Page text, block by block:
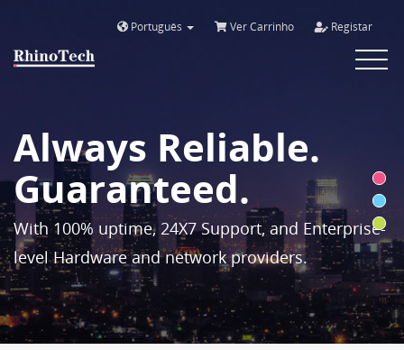
Português Ver Carrinho Registar
Toggle
Always Reliable.
Guaranteed.
With 100% uptime, 24X7 Support, and Enterprise-
level Hardware and network providers.